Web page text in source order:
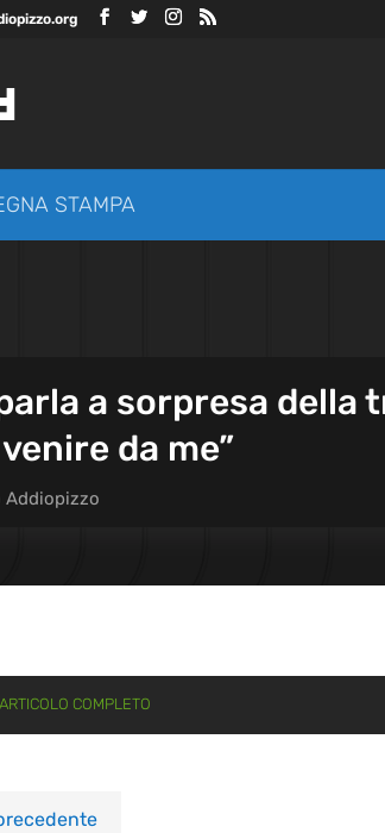
STAMPA
a sorpresa della
da me”
Addiopizzo
COMPLETO